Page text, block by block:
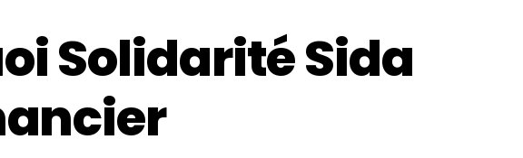
Solidarité Sida